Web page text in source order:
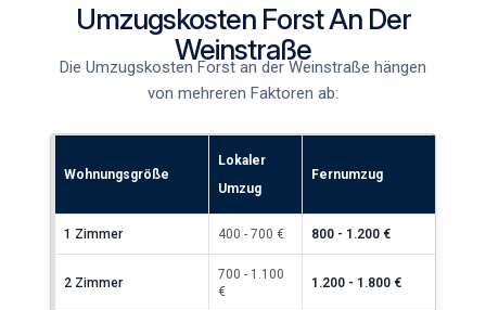
Umzugskosten Forst An Der
Weinstraße
Die Umzugskosten Forst an der Weinstraße hängen
von mehreren Faktoren ab:
Wohnungsgröße
Lokaler
Umzug
Fernumzug
1 Zimmer 400 - 700 € 800 - 1.200 €
2 Zimmer
700 - 1.100
€
1.200 - 1.800 €